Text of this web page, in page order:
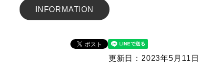
INFORMATION
更新日：2023年5月11日